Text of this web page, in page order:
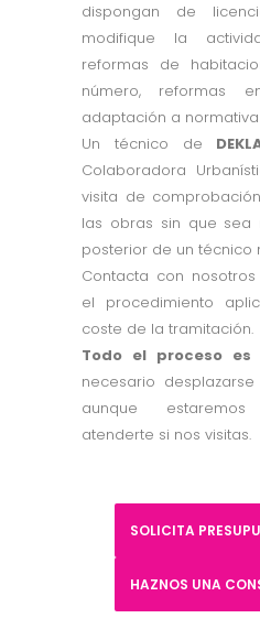
dispongan de
modifique la
reformas de
número, reformas
adaptación a
Un técnico de
Colaboradora
visita de
las obras sin que sea
posterior de un técnico
Contacta con
el procedimiento
coste de la tramitación.
Todo el proceso es
necesario
aunque
atenderte si nos visitas.
SOLICITA
HAZNOS UNA